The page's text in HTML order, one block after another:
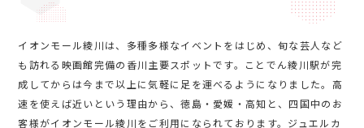
イオンモール綾川は、多種多様なイベントをはじめ、旬な芸人など
も訪れる映画館完備の香川主要スポットです。ことでん綾川駅が完
成してからは今まで以上に気軽に足を運べるようになりました。高
速を使えば近いという理由から、徳島・愛媛・高知と、四国中のお
客様がイオンモール綾川をご利用になられております。ジュエルカ